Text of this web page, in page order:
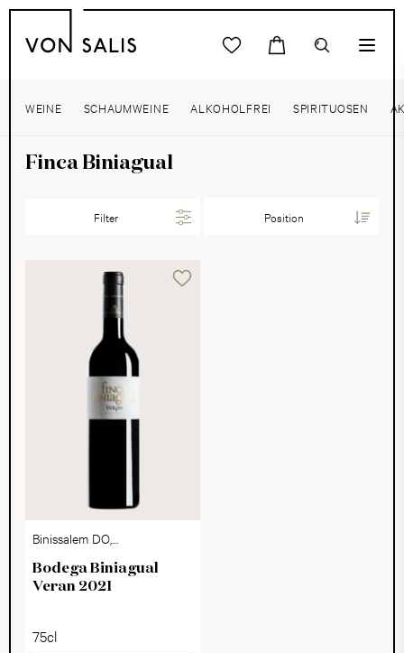
WEINE SCHAUMWEINE ALKOHOLFREI SPIRITUOSEN
Finca Biniagual
Filter
Binissalem DO,
Mallorca
Bodega Biniagual
Veran 2021
75cl